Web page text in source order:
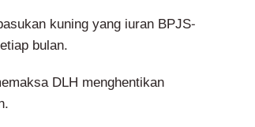
kuning yang iuran BPJS-
bulan.
DLH menghentikan